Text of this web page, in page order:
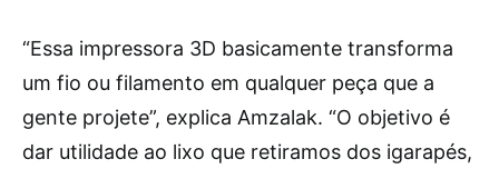
“Essa impressora 3D basicamente transforma
um fio ou filamento em qualquer peça que a
gente projete”, explica Amzalak. “O objetivo é
dar utilidade ao lixo que retiramos dos igarapés,